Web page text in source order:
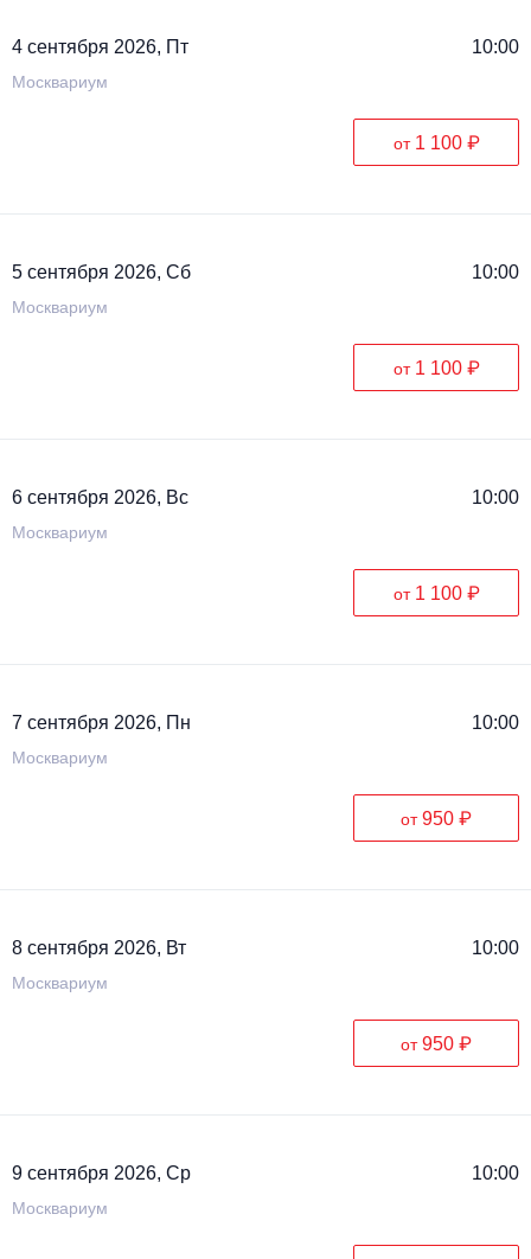
4 сентября 2026, Пт 10:00
Москвариум
от 1 100 ₽
5 сентября 2026, Сб 10:00
Москвариум
от 1 100 ₽
6 сентября 2026, Вс 10:00
Москвариум
от 1 100 ₽
7 сентября 2026, Пн 10:00
Москвариум
от950 ₽
8 сентября 2026, Вт 10:00
Москвариум
от950 ₽
9 сентября 2026, Ср 10:00
Москвариум